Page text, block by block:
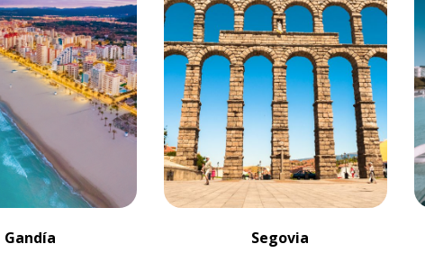
Gandía Segovia